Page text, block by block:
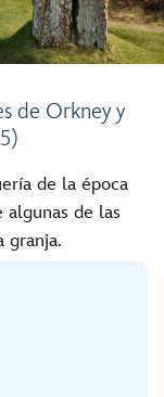
de Orkney y
de la época
algunas de las
granja.